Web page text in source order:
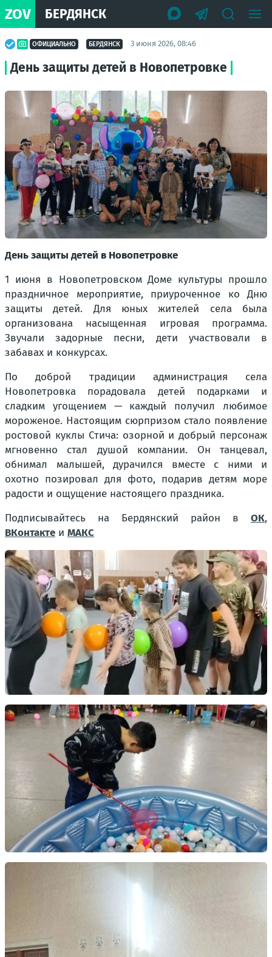
ZOV БЕРДЯНСК
ОФИЦИАЛЬНО БЕРДЯНСК 3 июня 2026, 08:46
День защиты детей в Новопетровке
День защиты детей в Новопетровке
1 июня в Новопетровском Доме культуры прошло
праздничное мероприятие, приуроченное ко Дню
защиты детей. Для юных жителей села была
организована насыщенная игровая программа.
Звучали задорные песни, дети участвовали в
забавах и конкурсах.
По доброй традиции администрация села
Новопетровка порадовала детей подарками и
сладким угощением — каждый получил любимое
мороженое. Настоящим сюрпризом стало появление
ростовой куклы Стича: озорной и добрый персонаж
мгновенно стал душой компании. Он танцевал,
обнимал малышей, дурачился вместе с ними и
охотно позировал для фото, подарив детям море
радости и ощущение настоящего праздника.
Подписывайтесь на Бердянский район в ОК,
ВКонтакте и МАКС